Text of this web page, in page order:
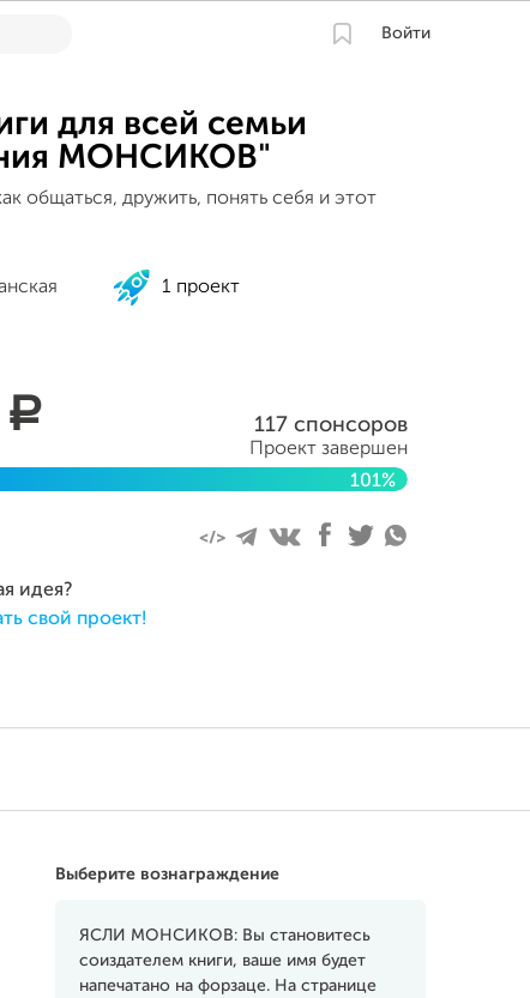
Войти
для всей семьи
МОНСИКОВ"
общаться, дружить, понять себя и этот
1 проект
a 117 спонсоров
Проект завершен
101%
идея?
свой проект!
Выберите вознаграждение
ЯСЛИ МОНСИКОВ: Вы становитесь
соиздателем книги, ваше имя будет
напечатано на форзаце. На странице